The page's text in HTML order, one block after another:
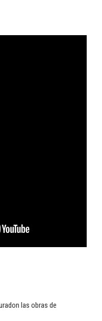
las obras de